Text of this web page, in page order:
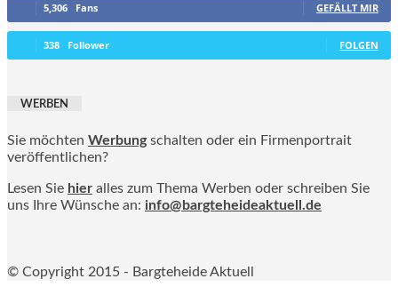
5,306 Fans GEFÄLLT MIR
338 Follower FOLGEN
WERBEN
Sie möchten Werbung schalten oder ein Firmenportrait
veröffentlichen?
Lesen Sie hier alles zum Thema Werben oder schreiben Sie
uns Ihre Wünsche an: info@bargteheideaktuell.de
© Copyright 2015 - Bargteheide Aktuell